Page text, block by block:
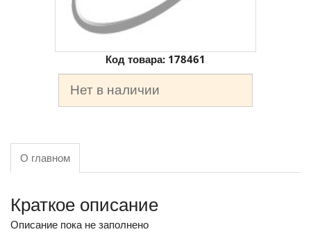
Код товара: 178461
Нет в наличии
О главном
Краткое описание
Описание пока не заполнено